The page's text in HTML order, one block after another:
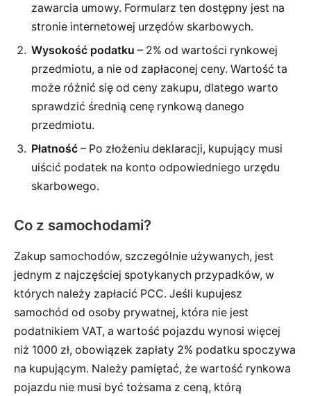
zawarcia umowy. Formularz ten dostępny jest na
stronie internetowej urzędów skarbowych.
Wysokość podatku – 2% od wartości rynkowej
przedmiotu, a nie od zapłaconej ceny. Wartość ta
może różnić się od ceny zakupu, dlatego warto
sprawdzić średnią cenę rynkową danego
przedmiotu.
Płatność – Po złożeniu deklaracji, kupujący musi
uiścić podatek na konto odpowiedniego urzędu
skarbowego.
Co z samochodami?
Zakup samochodów, szczególnie używanych, jest
jednym z najczęściej spotykanych przypadków, w
których należy zapłacić PCC. Jeśli kupujesz
samochód od osoby prywatnej, która nie jest
podatnikiem VAT, a wartość pojazdu wynosi więcej
niż 1000 zł, obowiązek zapłaty 2% podatku spoczywa
na kupującym. Należy pamiętać, że wartość rynkowa
pojazdu nie musi być tożsama z ceną, którą